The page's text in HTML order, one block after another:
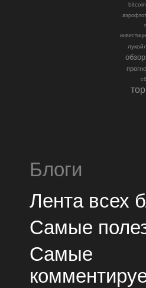
bitcoin
аэрофлот
лукойл
Блоги
Лента всех
Самые
Самые